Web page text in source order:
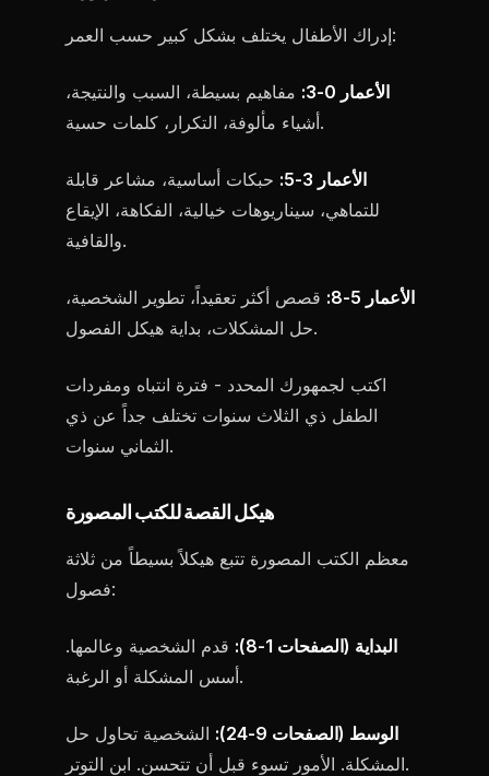
إدراك الأطفال يختلف بشكل كبير حسب العمر:
الأعمار 0-3:
مفاهيم بسيطة، السبب والنتيجة،
أشياء مألوفة، التكرار، كلمات حسية.
الأعمار 3-5:
حبكات أساسية، مشاعر قابلة
للتماهي، سيناريوهات خيالية، الفكاهة، الإيقاع
والقافية.
الأعمار 5-8:
قصص أكثر تعقيداً، تطوير الشخصية،
حل المشكلات، بداية هيكل الفصول.
اكتب لجمهورك المحدد - فترة انتباه ومفردات
الطفل ذي الثلاث سنوات تختلف جداً عن ذي
الثماني سنوات.
هيكل القصة للكتب المصورة
معظم الكتب المصورة تتبع هيكلاً بسيطاً من ثلاثة
فصول:
البداية (الصفحات 1-8):
قدم الشخصية وعالمها.
أسس المشكلة أو الرغبة.
الوسط (الصفحات 9-24):
الشخصية تحاول حل
المشكلة. الأمور تسوء قبل أن تتحسن. ابنِ التوتر.